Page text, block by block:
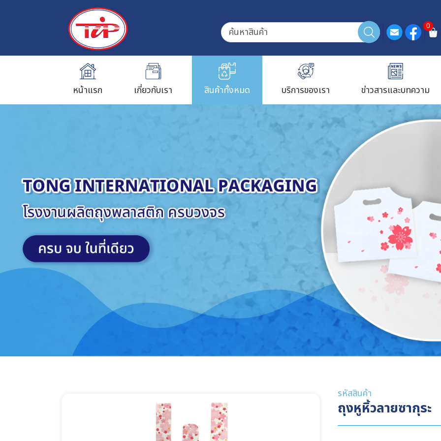
0
หน้าแรก เกี่ยวกับเรา สินค้าทั้งหมด
ถุงพลาสติกใส่อาหาร
ถุงพลาสติกใส่ขนมและเบ
ถุงพลาสติกใส่ผักและผล
ไม้
ถุงพลาสติกใ
อุตสาหกรรม
ช็อปและของเบ็ดเตล็ด
ถุงพลาสติกอื่นๆ กล่องกระ
บริการของเรา ข่าวสารและบทความ
รหัสสินค้า
ถุงหูหิ้วลายซากุระ